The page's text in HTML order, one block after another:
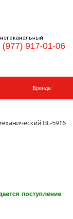
(977) 917-01-06
Бренды
BE-5916
поступление